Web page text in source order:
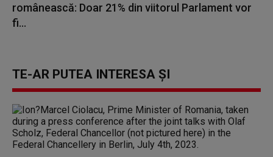
românească: Doar 21% din viitorul Parlament vor
fi...
TE-AR PUTEA INTERESA ȘI